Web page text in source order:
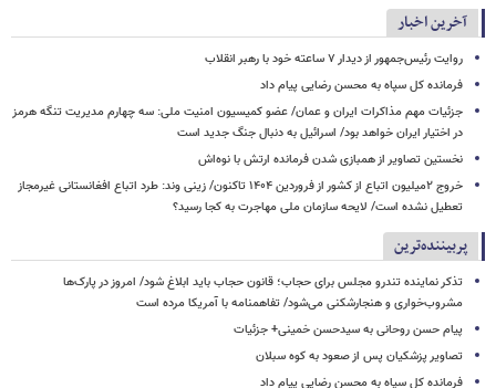
آخرین اخبار
روایت رئیس‌جمهور از دیدار ۷ ساعته خود با رهبر انقلاب
فرمانده کل سپاه به محسن رضایی پیام داد
جزئیات مهم مذاکرات ایران و عمان/ عضو کمیسیون امنیت ملی: سه‌ چهارم مدیریت تنگه هرمز
در اختیار ایران خواهد بود/ اسرائیل به دنبال جنگ جدید است
نخستین تصاویر از همبازی شدن فرمانده ارتش با نوه‌اش
خروج ۲میلیون اتباع از کشور از فروردین ۱۴۰۴ تاکنون/ زینی وند: طرد اتباع افغانستانی غیرمجاز
تعطیل نشده است/ لایحه سازمان ملی مهاجرت به کجا رسید؟
پربیننده‌ترین
تذکر نماینده تندرو مجلس برای حجاب؛ قانون حجاب باید ابلاغ شود/ امروز در پارک‌ها
مشروب‌خواری و هنجارشکنی می‌شود/ تفاهمنامه با آمریکا مرده است
پیام حسن روحانی به سیدحسن خمینی+ جزئیات
تصاویر پزشکیان پس از صعود به کوه سبلان
فرمانده کل سپاه به محسن رضایی پیام داد